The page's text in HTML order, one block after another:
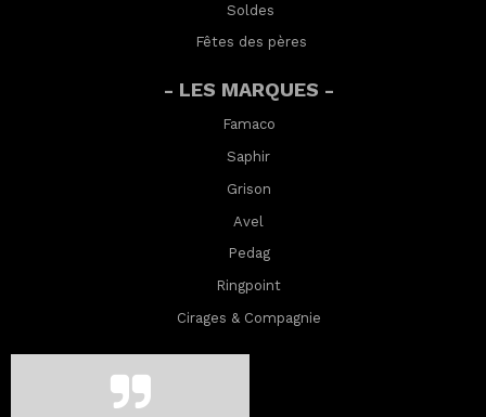
Soldes
Fêtes des pères
- LES MARQUES -
Famaco
Saphir
Grison
Avel
Pedag
Ringpoint
Cirages & Compagnie